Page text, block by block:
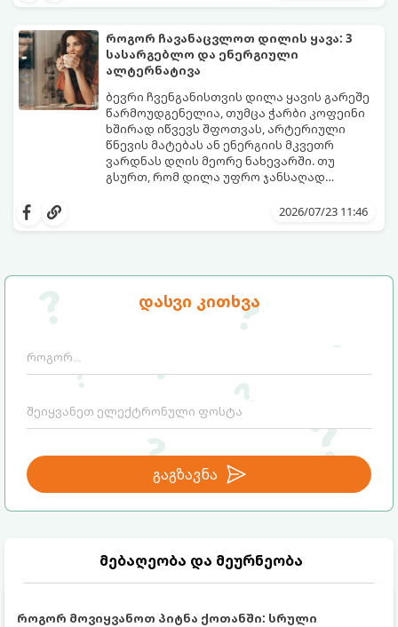
დასვი კითხვა
გაგზავნა
მებაღეობა და მეურნეობა
როგორ მოვიყვანოთ პიტნა ქოთანში: სრული
გამოწვევად რჩება.
დაგეხმარებათ, წყლის სმა
ყოველდღიურ, სასიამოვნო ჩვევად
აქციოთ.
როგორ ჩავანაცვლოთ დილის ყავა: 3
სასარგებლო და ენერგიული
ალტერნატივა
ბევრი ჩვენგანისთვის დილა ყავის გარეშე
წარმოუდგენელია, თუმცა ჭარბი კოფეინი
ხშირად იწვევს შფოთვას, არტერიული
წნევის მატებას ან ენერგიის მკვეთრ
ვარდნას დღის მეორე ნახევარში. თუ
გსურთ, რომ დილა უფრო ჯანსაღად
შეინარჩუნოთ, ექსპერტები ყავის სამ
თქვენთვის სასურველი სასმელი:2026/07/23 11:46